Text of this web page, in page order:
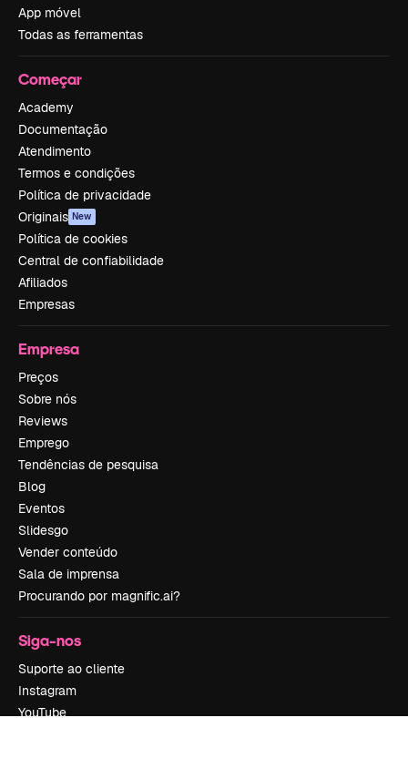
App móvel
Todas as ferramentas
Começar
Academy
Documentação
Atendimento
Termos e condições
Política de privacidade
Originais New
Política de cookies
Central de confiabilidade
Afiliados
Empresas
Empresa
Preços
Sobre nós
Reviews
Emprego
Tendências de pesquisa
Blog
Eventos
Slidesgo
Vender conteúdo
Sala de imprensa
Procurando por magnific.ai?
Siga-nos
Suporte ao cliente
Instagram
YouTube